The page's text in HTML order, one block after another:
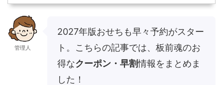
管理人
2027年版おせちも早々予約がスター
ト。こちらの記事では、板前魂のお
得なクーポン・早割情報をまとめま
した！